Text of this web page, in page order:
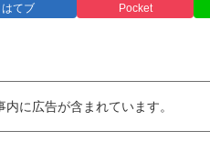
はてブ Pocket
内に広告が含まれています。